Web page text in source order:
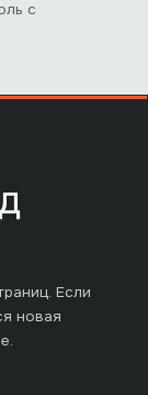
с
Если
новая